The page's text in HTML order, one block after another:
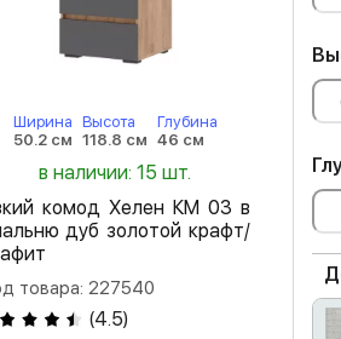
Ширина
50.2 см
Высота
118.8 см
Глубина
46 см
в наличии: 15 шт.
комод Хелен КМ 03 в
дуб золотой крафт/
товара: 227540
(4.5)